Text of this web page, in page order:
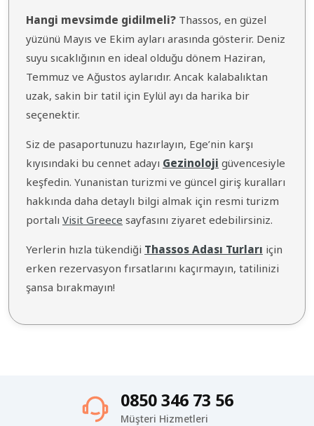
Hangi mevsimde gidilmeli? Thassos, en güzel
yüzünü Mayıs ve Ekim ayları arasında gösterir. Deniz
suyu sıcaklığının en ideal olduğu dönem Haziran,
Temmuz ve Ağustos aylarıdır. Ancak kalabalıktan
uzak, sakin bir tatil için Eylül ayı da harika bir
seçenektir.
Siz de pasaportunuzu hazırlayın, Ege’nin karşı
kıyısındaki bu cennet adayı Gezinoloji güvencesiyle
keşfedin. Yunanistan turizmi ve güncel giriş kuralları
hakkında daha detaylı bilgi almak için resmi turizm
portalı Visit Greece sayfasını ziyaret edebilirsiniz.
Yerlerin hızla tükendiği Thassos Adası Turları için
erken rezervasyon fırsatlarını kaçırmayın, tatilinizi
şansa bırakmayın!
0850 346 73 56
Müşteri Hizmetleri